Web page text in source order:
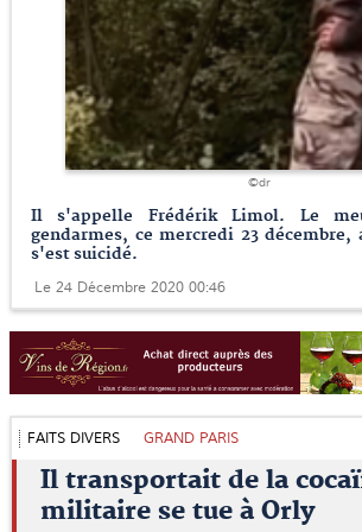
©dr
Il s'appelle Frédérik Limol. Le
gendarmes, ce mercredi 23
s'est suicidé.
Le 24 Décembre 2020 00:46
FAITS DIVERS GRAND PARIS
Il transportait de la
militaire se tue à Orly